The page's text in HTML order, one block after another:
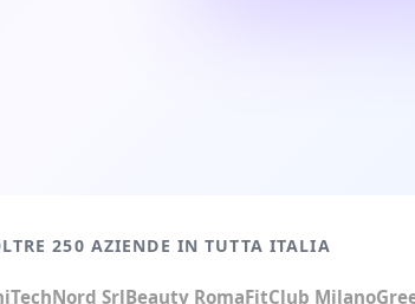
250 AZIENDE IN TUTTA ITALIA
TechNord SrlBeauty RomaFitClub Milano